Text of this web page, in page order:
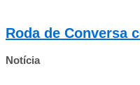
Roda de Conversa
Notícia